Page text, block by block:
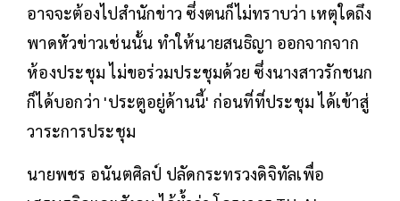
อาจจะต้องไปสำนักข่าว ซึ่งตนก็ไม่ทราบว่า เหตุใดถึง
พาดหัวข่าวเช่นนั้น ทำให้นายสนธิญา ออกจากจาก
ห้องประชุม ไม่ขอร่วมประชุมด้วย ซึ่งนางสาวรักชนก
ก็ได้บอกว่า 'ประตูอยู่ด้านนี้' ก่อนที่ที่ประชุม ได้เข้าสู่
วาระการประชุม
นายพชร อนันตศิลป์ ปลัดกระทรวงดิจิทัลเพื่อ